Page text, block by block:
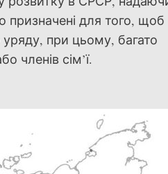
призначені для того, щоб
уряду, при цьому, багато
членів сім’ї.